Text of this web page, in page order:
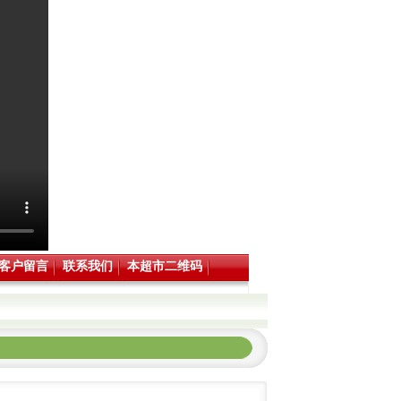
户留言 联系我们 本超市二维码